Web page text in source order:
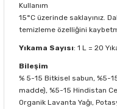
Kullanım
15°C üzerinde saklayınız.
temizleme özelliğini
Yıkama Sayısı: 1 L = 20
Bileşim
% 5-15 Bitkisel sabun, %5-
madde), %5-15 Hindistan
Organik Lavanta Yağı,